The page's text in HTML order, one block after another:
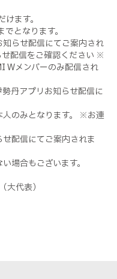
ます。
となります。
知らせ配信にてご案内され
配信をご確認ください ※
Wメンバーのみ配信され
丹アプリお知らせ配信に
人のみとなります。 ※お連
配信にてご案内されま
場合もございます。
代表）